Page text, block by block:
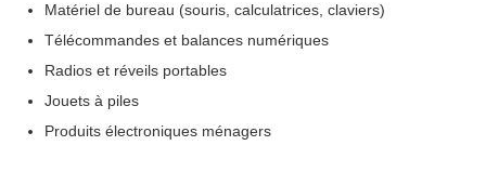
Matériel de bureau (souris, calculatrices, claviers)
Télécommandes et balances numériques
Radios et réveils portables
Jouets à piles
Produits électroniques ménagers